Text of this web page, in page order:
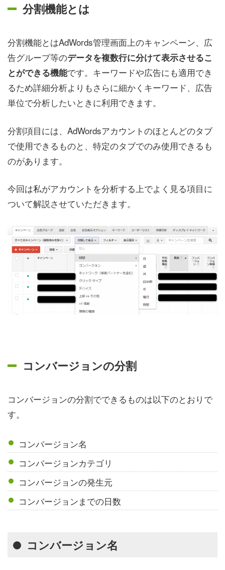
分割機能とは
分割機能とはAdWords管理画面上のキャンペーン、広
告グループ等のデータを複数行に分けて表示させるこ
とができる機能です。キーワードや広告にも適用でき
るため詳細分析よりもさらに細かくキーワード、広告
単位で分析したいときに利用できます。
分割項目には、AdWordsアカウントのほとんどのタブ
で使用できるものと、特定のタブでのみ使用できるも
のがあります。
今回は私がアカウントを分析する上でよく見る項目に
ついて解説させていただきます。
コンバージョンの分割
コンバージョンの分割でできるものは以下のとおりで
す。
コンバージョン名
コンバージョンカテゴリ
コンバージョンの発生元
コンバージョンまでの日数
コンバージョン名